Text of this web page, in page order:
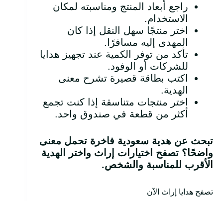
راجع أبعاد المنتج ومناسبته لمكان
الاستخدام.
اختر منتجًا سهل النقل إذا كان
المهدى إليه مسافرًا.
تأكد من توفر الكمية عند تجهيز هدايا
للشركات أو الوفود.
اكتب بطاقة قصيرة تشرح معنى
الهدية.
اختر منتجات متناسقة إذا كنت تجمع
أكثر من قطعة في صندوق واحد.
تبحث عن هدية سعودية فاخرة تحمل معنى
واضحًا؟ تصفح اختيارات إراث واختر الهدية
الأقرب للمناسبة والشخص.
تصفح هدايا إراث الآن